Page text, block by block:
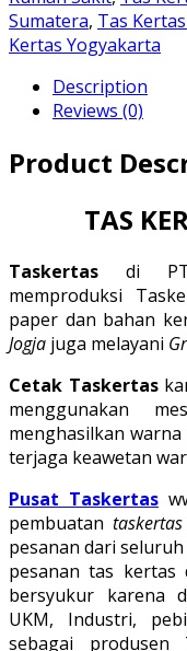
Sumatera, Tas
Kertas Yogyakarta
Description
Reviews (0)
Product
TAS
Taskertas di PT
memproduksi
paper dan bahan
Jogja juga melayani
Cetak Taskertas
menggunakan
menghasilkan
terjaga keawetan
Pusat Taskertas
pembuatan taskertas
pesanan dari
pesanan tas
bersyukur karena
UKM, Industri,
sebagai